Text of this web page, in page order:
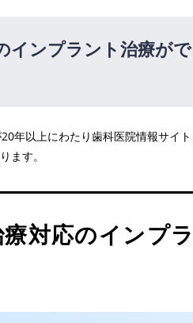
インプラント治療が
以上にわたり歯科医院情報サイト
ます。
対応のインプ